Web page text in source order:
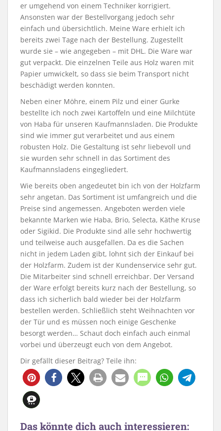
er umgehend von einem Techniker korrigiert.
Ansonsten war der Bestellvorgang jedoch sehr
einfach und übersichtlich. Meine Ware erhielt ich
bereits zwei Tage nach der Bestellung. Zugestellt
wurde sie – wie angegeben – mit DHL. Die Ware war
gut verpackt. Die einzelnen Teile aus Holz waren mit
Papier umwickelt, so dass sie beim Transport nicht
beschädigt werden konnten.
Neben einer Möhre, einem Pilz und einer Gurke
bestellte ich noch zwei Kartoffeln und eine Milchtüte
von Haba für unseren Kaufmannsladen. Die Produkte
sind wie immer gut verarbeitet und aus einem
robusten Holz. Die Gestaltung ist sehr liebevoll und
sie wurden sehr schnell in das Sortiment des
Kaufmannsladens eingegliedert.
Wie bereits oben angedeutet bin ich von der Holzfarm
sehr angetan. Das Sortiment ist umfangreich und die
Preise sind angemessen. Angeboten werden viele
bekannte Marken wie Haba, Brio, Selecta, Käthe Kruse
oder Sigikid. Die Produkte sind alle sehr hochwertig
und teilweise auch ausgefallen. Da es die Sachen
nicht in jedem Laden gibt, lohnt sich der Einkauf bei
der Holzfarm. Zudem ist der Kundenservice sehr gut.
Die Mitarbeiter sind schnell erreichbar. Der Versand
der Ware erfolgt bereits kurz nach der Bestellung, so
dass ich sicherlich bald wieder bei der Holzfarm
bestellen werden. Schließlich steht Weihnachten vor
der Tür und es müssen noch einige Geschenke
besorgt werden… Schaut doch einfach auch einmal
vorbei und überzeugt euch von dem Angebot.
Dir gefällt dieser Beitrag? Teile ihn:
Das könnte dich auch interessieren: